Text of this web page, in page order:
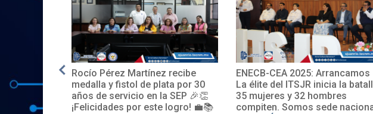
por 30
💼📚
ENECB-CEA 2025: Arrancamos
La élite del ITSJR inicia la batalla.
35 mujeres y 32 hombres
compiten. Somos sede nacional
El ITSJR transforma sus
espacios con murales y tequio,
promoviendo paz y prevención.
Descúbrelo ✨🕊